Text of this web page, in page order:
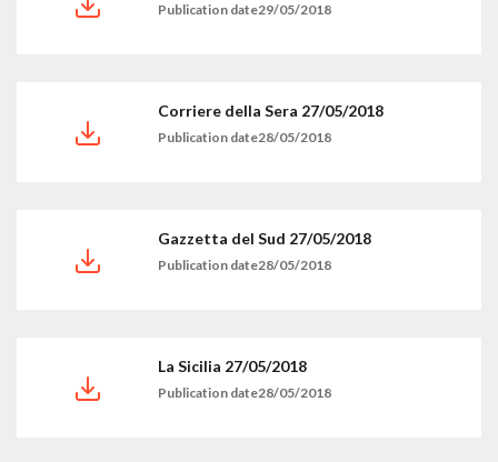
Publication date29/05/2018
Corriere della Sera 27/05/2018
Publication date28/05/2018
Gazzetta del Sud 27/05/2018
Publication date28/05/2018
La Sicilia 27/05/2018
Publication date28/05/2018